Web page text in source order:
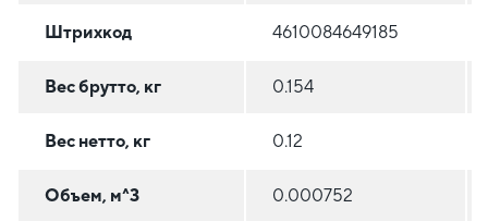
Штрихкод 4610084649185
Вес брутто, кг 0.154
Вес нетто, кг 0.12
Объем, м^3 0.000752